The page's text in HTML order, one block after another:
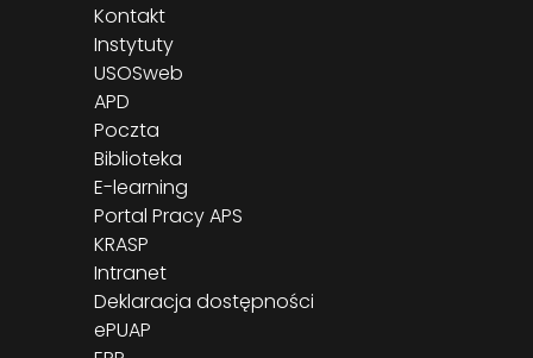
Kontakt
Instytuty
USOSweb
APD
Poczta
Biblioteka
E-learning
Portal Pracy APS
KRASP
Intranet
Deklaracja dostępności
ePUAP